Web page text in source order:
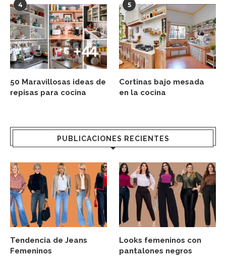
4
50 Maravillosas ideas de
repisas para cocina
5
Cortinas bajo mesada
en la cocina
PUBLICACIONES RECIENTES
Tendencia de Jeans
Femeninos
Looks femeninos con
pantalones negros